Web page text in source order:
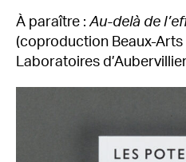
À paraître :Au-delà de
(coproduction Beaux-Arts
Laboratoires